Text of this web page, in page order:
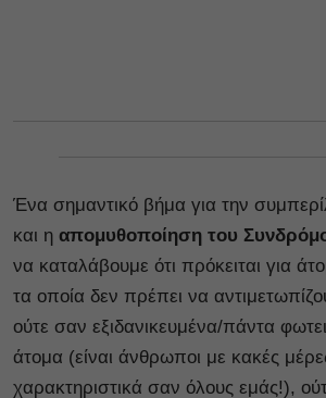
Ένα σημαντικό βήμα για την
και η απομυθοποίηση του
να καταλάβουμε ότι πρόκειται για
τα οποία δεν πρέπει να
ούτε σαν εξιδανικευμένα/πάντα
άτομα (είναι άνθρωποι με κακές
χαρακτηριστικά σαν όλους εμάς!),